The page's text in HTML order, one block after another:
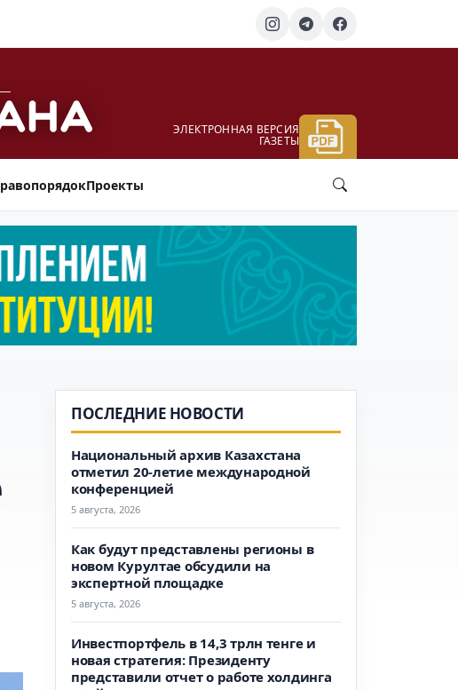
ЭЛЕКТРОННАЯ ВЕРСИЯ
ГАЗЕТЫ
Проекты
ПОСЛЕДНИЕ НОВОСТИ
Национальный архив Казахстана
отметил 20-летие международной
конференцией
5 августа, 2026
Как будут представлены регионы в
новом Курултае обсудили на
экспертной площадке
5 августа, 2026
Инвестпортфель в 14,3 трлн тенге и
новая стратегия: Президенту
представили отчет о работе холдинга